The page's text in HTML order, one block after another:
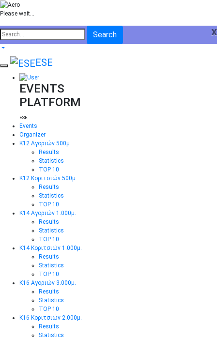
Please wait...
x
Search
ESE
EVENTS
PLATFORM
ESE
Events
Organizer
Κ12 Αγοριών 500μ
Results
Statistics
TOP 10
Κ12 Κοριτσιών 500μ
Results
Statistics
TOP 10
Κ14 Αγοριών 1.000μ.
Results
Statistics
TOP 10
Κ14 Κοριτσιών 1.000μ.
Results
Statistics
TOP 10
Κ16 Αγοριών 3.000μ.
Results
Statistics
TOP 10
Κ16 Κοριτσιών 2.000μ.
Results
Statistics